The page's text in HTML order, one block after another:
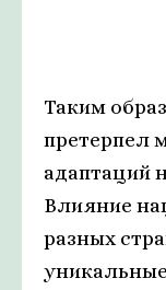
Таким
претерпел
адаптаций
Влияние
разных